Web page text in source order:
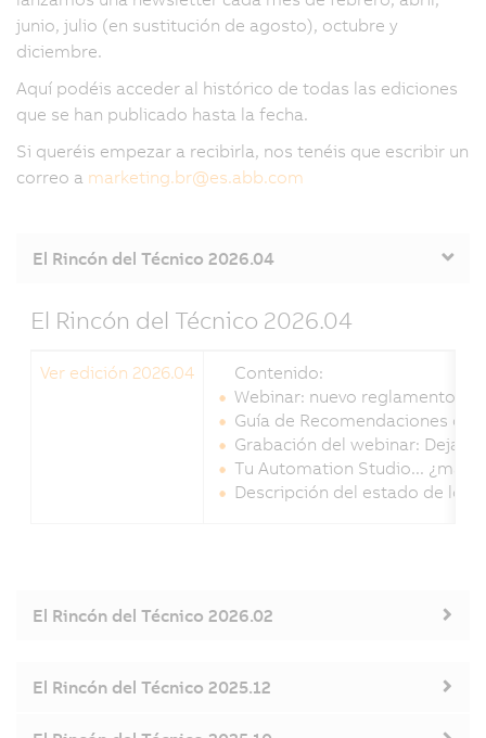
junio, julio (en sustitución de agosto), octubre y
diciembre.
Aquí podéis acceder al histórico de todas las ediciones
que se han publicado hasta la fecha.
Si queréis empezar a recibirla, nos tenéis que escribir un
correo a marketing.br@es.abb.com
El Rincón del Técnico 2026.04
El Rincón del Técnico 2026.04
Ver edición 2026.04
Contenido:
Webinar: nuevo reglamento
Guía de Recomendaciones de
Grabación del webinar: Deja
Tu Automation Studio... ¿más
Descripción del estado de los
El Rincón del Técnico 2026.02
El Rincón del Técnico 2025.12